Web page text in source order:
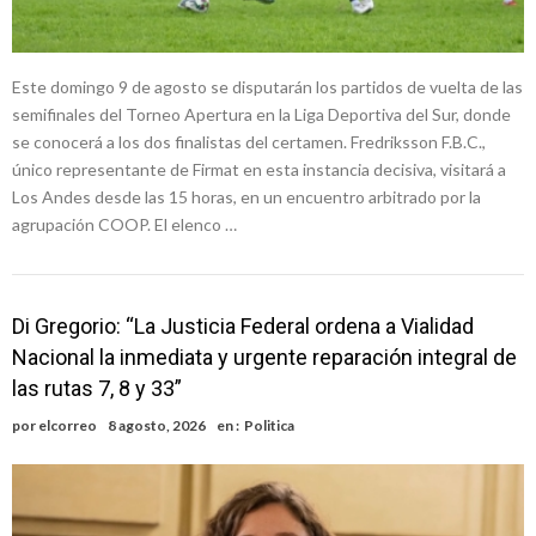
Este domingo 9 de agosto se disputarán los partidos de vuelta de las
semifinales del Torneo Apertura en la Liga Deportiva del Sur, donde
se conocerá a los dos finalistas del certamen. Fredriksson F.B.C.,
único representante de Firmat en esta instancia decisiva, visitará a
Los Andes desde las 15 horas, en un encuentro arbitrado por la
agrupación COOP. El elenco …
Di Gregorio: “La Justicia Federal ordena a Vialidad
Nacional la inmediata y urgente reparación integral de
las rutas 7, 8 y 33”
por elcorreo 8 agosto, 2026 en : Politica